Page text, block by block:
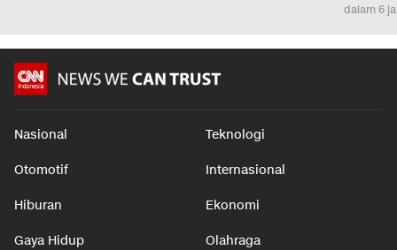
dalam 6
Nasional Teknologi
Otomotif Internasional
Hiburan Ekonomi
Gaya Hidup Olahraga